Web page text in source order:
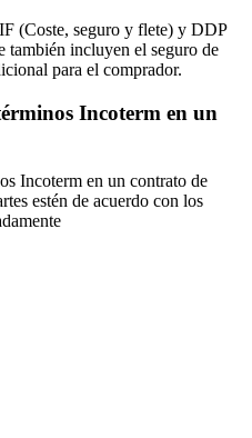
(Coste, seguro y flete) y DDP
también incluyen el seguro de
para el comprador.
Incoterm en un
Incoterm en un contrato de
estén de acuerdo con los